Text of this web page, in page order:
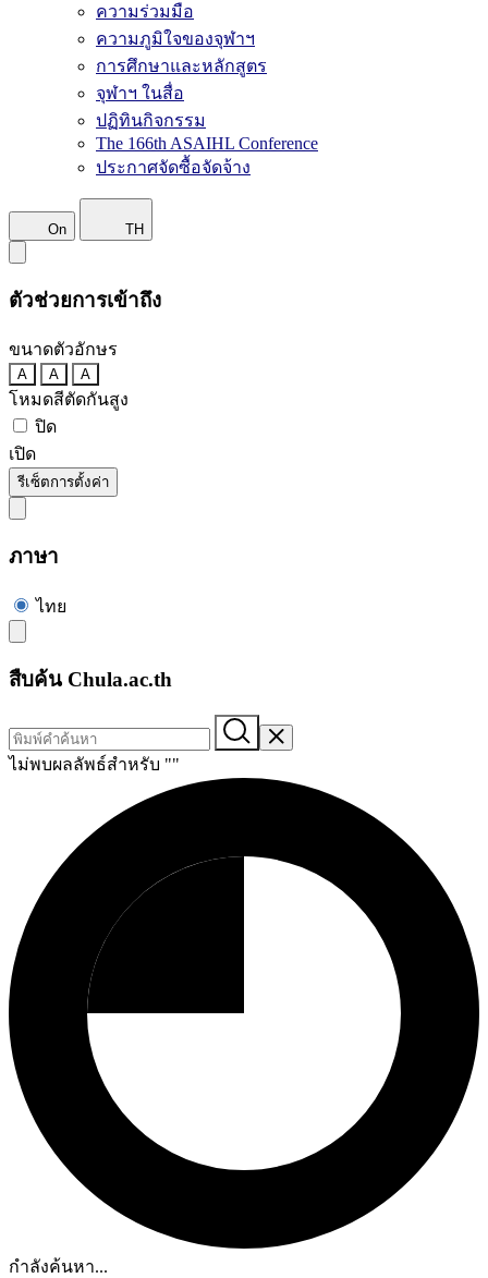
ความร่วมมือ
ความภูมิใจของจุฬาฯ
การศึกษาและหลักสูตร
จุฬาฯ ในสื่อ
ปฏิทินกิจกรรม
The 166th ASAIHL Conference
ประกาศจัดซื้อจัดจ้าง
On TH
ตัวช่วยการเข้าถึง
ขนาดตัวอักษร
A A A
โหมดสีตัดกันสูง
ปิด
เปิด
รีเซ็ตการตั้งค่า
ภาษา
ไทย
สืบค้น Chula.ac.th
ไม่พบผลลัพธ์สำหรับ ""
กำลังค้นหา...